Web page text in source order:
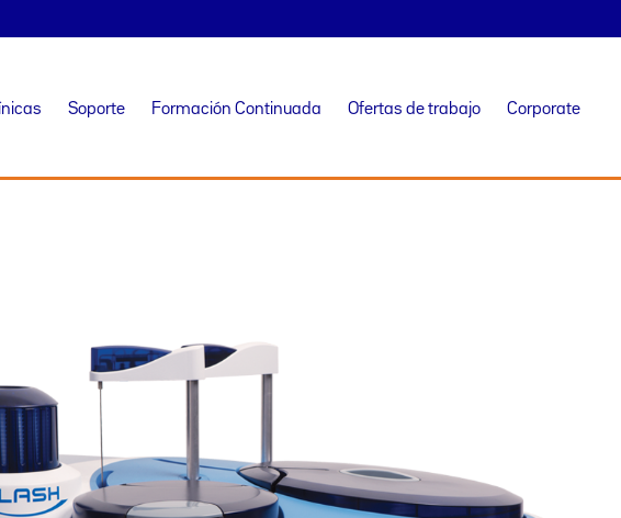
Soporte Formación Continuada Ofertas de trabajo Corporate